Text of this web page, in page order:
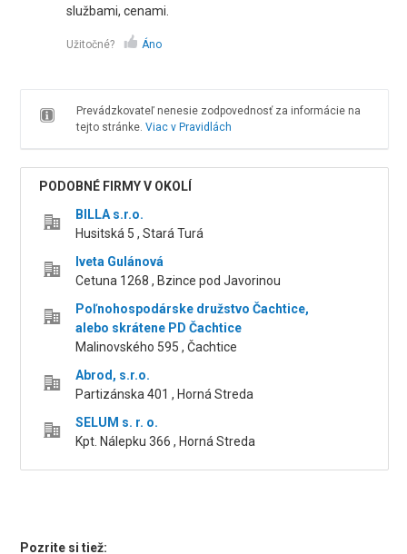
službami, cenami.
Užitočné? Áno
Prevádzkovateľ nenesie zodpovednosť za informácie na
tejto stránke. Viac v Pravidlách
PODOBNÉ FIRMY V OKOLÍ
BILLA s.r.o.
Husitská 5 , Stará Turá
Iveta Gulánová
Cetuna 1268 , Bzince pod Javorinou
Poľnohospodárske družstvo Čachtice,
alebo skrátene PD Čachtice
Malinovského 595 , Čachtice
Abrod, s.r.o.
Partizánska 401 , Horná Streda
SELUM s. r. o.
Kpt. Nálepku 366 , Horná Streda
Pozrite si tiež: